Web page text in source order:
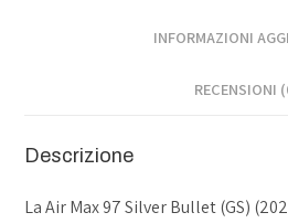
INFORMAZIONI
RECENSIONI
Descrizione
La Air Max 97 Silver Bullet (GS)